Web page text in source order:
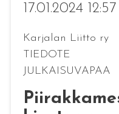
17.01.2024 12:57
Karjalan Liitto ry
TIEDOTE
JULKAISUVAPAA